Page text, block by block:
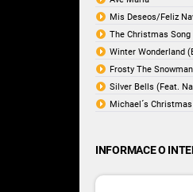
Mis Deseos/Feliz
The Christmas Song
Winter Wonderland
Frosty The
Silver Bells (Feat.
Michael´s
INFORMACE O